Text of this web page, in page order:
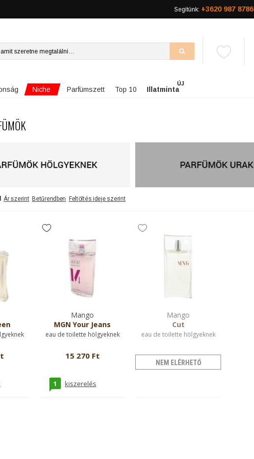
Segítünk: +3620 987 8786
Niche Parfümszett Top 10 Illatminta
ÚJ
Ár szerint Betűrendben Feltöltés ideje szerint
Mango
MGN Your Jeans
eau de toilette hölgyeknek
15 270 Ft
1 kiszerelés
Mango
Cut
eau de toilette hölgyeknek
NEM ELÉRHETŐ